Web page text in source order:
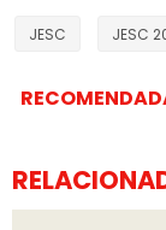
JESC JESC